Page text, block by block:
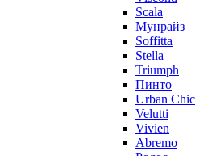
Scala
Мунрайз
Soffitta
Stella
Triumph
Пинто
Urban Chic
Velutti
Vivien
Abremo